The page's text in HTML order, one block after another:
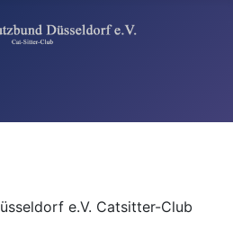
e.V. Catsitter-Club